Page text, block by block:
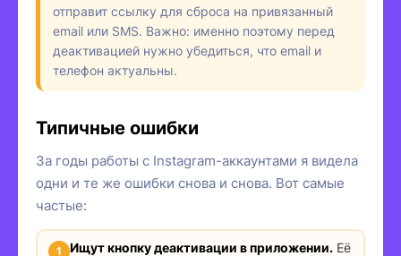
отправит ссылку для сброса на привязанный
email или SMS. Важно: именно поэтому перед
деактивацией нужно убедиться, что email и
телефон актуальны.
Типичные ошибки
За годы работы с Instagram-аккаунтами я видела
одни и те же ошибки снова и снова. Вот самые
частые:
Ищут кнопку деактивации в приложении.Её